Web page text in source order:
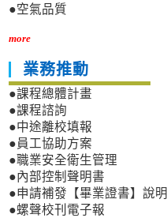
●空氣品質
more
業務推動
●課程總體計畫
●課程諮詢
●中途離校填報
●員工協助方案
●職業安全衛生管理
●內部控制聲明書
●申請補發【畢業證書】說明
●螺聲校刊電子報